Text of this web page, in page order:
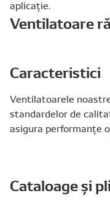
aplicație.
Ventilatoare
Caracteristici
Ventilatoarele
standardelor de
asigura performanțe
Cataloage și